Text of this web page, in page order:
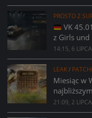
PROSTO Z
VK
z Girls und
14:15, 6
LEAK/
Miesiąc w
21:09, 2